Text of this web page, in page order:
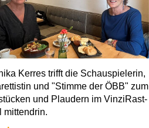
Kerres trifft die Schauspielerin,
und "Stimme der ÖBB" zum
und Plaudern im VinziRast-
mittendrin.